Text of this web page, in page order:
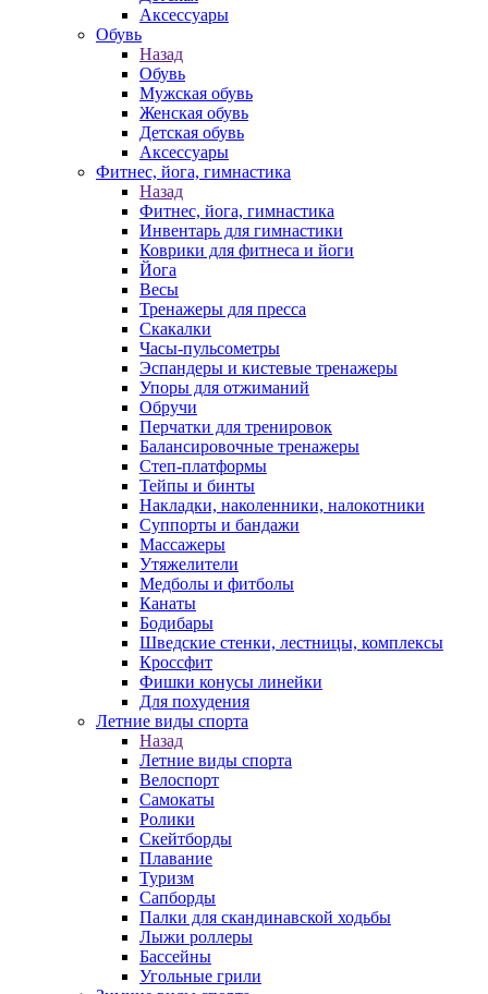
Аксессуары
Обувь
Назад
Обувь
Мужская обувь
Женская обувь
Детская обувь
Аксессуары
Фитнес, йога, гимнастика
Назад
Фитнес, йога, гимнастика
Инвентарь для гимнастики
Коврики для фитнеса и йоги
Йога
Весы
Тренажеры для пресса
Скакалки
Часы-пульсометры
Эспандеры и кистевые тренажеры
Упоры для отжиманий
Обручи
Перчатки для тренировок
Балансировочные тренажеры
Степ-платформы
Тейпы и бинты
Накладки, наколенники, налокотники
Суппорты и бандажи
Массажеры
Утяжелители
Медболы и фитболы
Канаты
Бодибары
Шведские стенки, лестницы, комплексы
Кроссфит
Фишки конусы линейки
Для похудения
Летние виды спорта
Назад
Летние виды спорта
Велоспорт
Самокаты
Ролики
Скейтборды
Плавание
Туризм
Сапборды
Палки для скандинавской ходьбы
Лыжи роллеры
Бассейны
Угольные грили